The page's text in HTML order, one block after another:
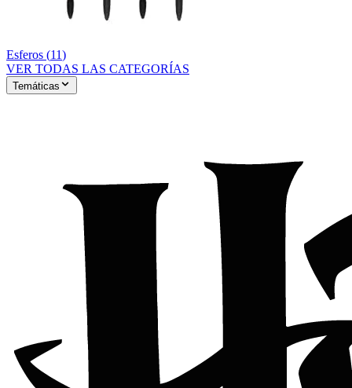
Esferos (11)
VER TODAS LAS CATEGORÍAS
Temáticas